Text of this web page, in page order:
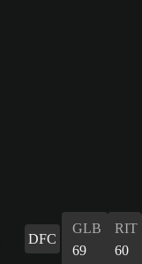
DFC
GLB
69
RIT
60